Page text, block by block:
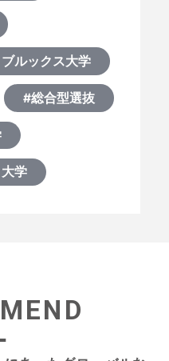
ルックス大学
#総合型選抜
学